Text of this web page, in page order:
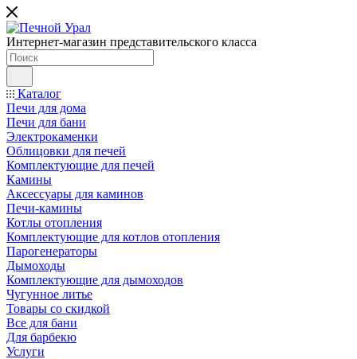
Интернет-магазин представительского класса
Каталог
Печи для дома
Печи для бани
Электрокаменки
Облицовки для печей
Комплектующие для печей
Камины
Аксессуары для каминов
Печи-камины
Котлы отопления
Комплектующие для котлов отопления
Парогенераторы
Дымоходы
Комплектующие для дымоходов
Чугунное литье
Товары со скидкой
Все для бани
Для барбекю
Услуги